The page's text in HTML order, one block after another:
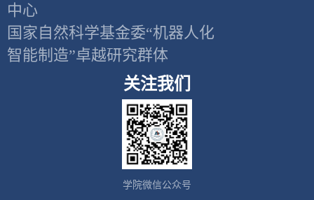
中心
国家自然科学基金委“机器人化
智能制造”卓越研究群体
关注我们
学院微信公众号